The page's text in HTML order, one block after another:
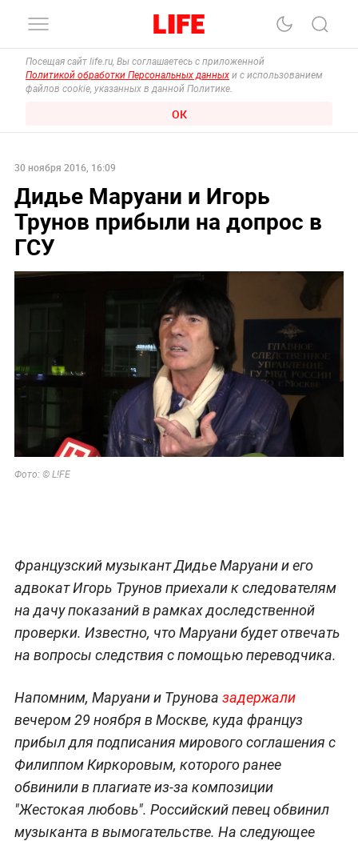
Посещая сайт life.ru, Вы соглашаетесь с приложенной
Политикой обработки Персональных данных и с использованием
файлов cookie, указанных в данной Политике.
ОК
30 ноября 2016, 16:09
Дидье Маруани и Игорь
Трунов прибыли на допрос в
ГСУ
Фото: © L!FE
Французский музыкант Дидье Маруани и его
адвокат Игорь Трунов приехали к следователям
на дачу показаний в рамках доследственной
проверки. Известно, что Маруани будет отвечать
на вопросы следствия с помощью переводчика.
Напомним, Маруани и Трунова задержали
вечером 29 ноября в Москве, куда француз
прибыл для подписания мирового соглашения с
Филиппом Киркоровым, которого ранее
обвинили в плагиате из-за композиции
"Жестокая любовь". Российский певец обвинил
музыканта в вымогательстве. На следующее